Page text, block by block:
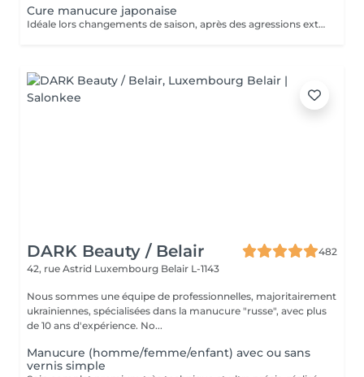
Cure manucure japonaise
Idéale lors changements de saison, après des agressions extérieures / poses de semi permanent ou simplement pour retrouver des ongles naturels beaux et sains, la cure permet de : - renforcer les ongles - limiter la casse et le dédoublement - réhydrater la plaque de l'ongle - retrouver des ongles plus sains et résistants 5 manucures + 1 offerte
DARK Beauty / Belair
482
42, rue Astrid Luxembourg Belair L-1143
Nous sommes une équipe de professionnelles, majoritairement
ukrainiennes, spécialisées dans la manucure "russe", avec plus
de 10 ans d'expérience. No...
Manucure (homme/femme/enfant) avec ou sans
vernis simple